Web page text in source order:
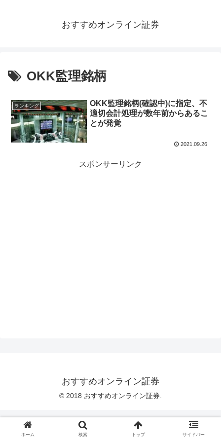
おすすめオンライン証券
OKK監理銘柄
ランキング
OKK監理銘柄(確認中)に指定、不
適切会計処理が数年前からあるこ
とが発覚
2021.09.26
スポンサーリンク
おすすめオンライン証券
© 2018 おすすめオンライン証券.
ホーム 検索 トップ サイドバー